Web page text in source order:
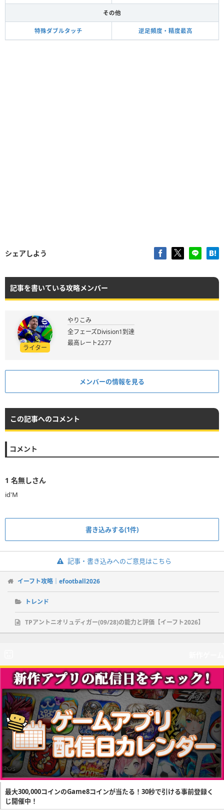
その他
特殊ダブルタッチ 逆足頻度・精度最高
シェアしよう
記事を書いている攻略メンバー
ライター
やりこみ
全フェーズDivision1到達
最高レート2277
メンバーの情報を見る
この記事へのコメント
コメント
1 名無しさん
id'M
書き込みする(1件)
記事・書き込みへのご意見はこちら
イーフト攻略｜efootball2026
トレンド
TPアントニオリュディガー(09/28)の能力と評価【イーフト2026】
最大300,000コインのGame8コインが当たる！30秒で引ける事前登録く
じ開催中！